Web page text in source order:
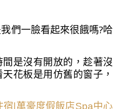
們一臉看起來很餓嗎?哈
是沒有開放的，趁著沒
花板是用仿舊的窗子，